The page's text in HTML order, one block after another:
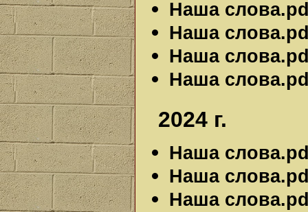
Наша
Наша
Наша
Наша
2024 г.
Наша
Наша
Наша